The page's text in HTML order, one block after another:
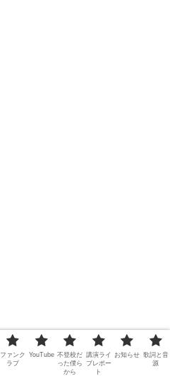
ファンク
ラブ
YouTube 不登校だ
った僕ら
から
講演ライ
ブレポー
ト
お知らせ 歌詞と音
源